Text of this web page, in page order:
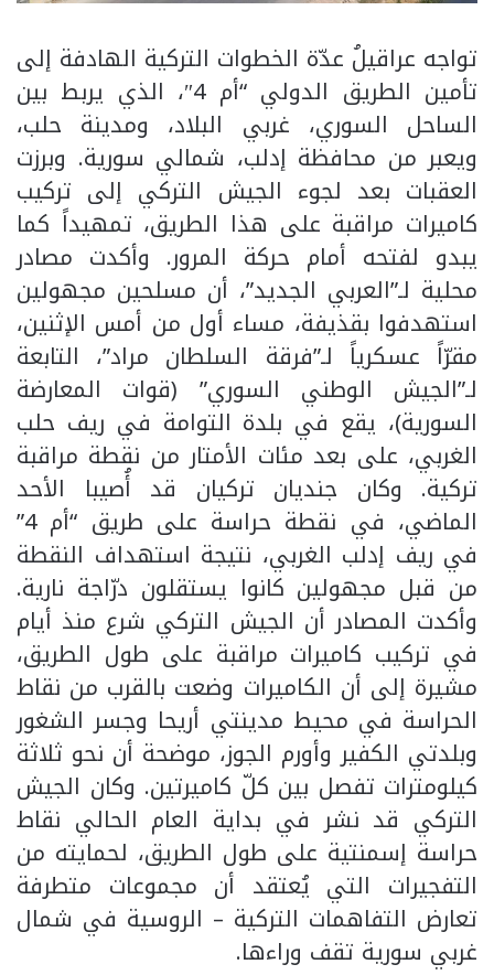
تواجه عراقيلُ عدّة الخطوات التركية الهادفة إلى
تأمين الطريق الدولي “أم 4″، الذي يربط بين
الساحل السوري، غربي البلاد، ومدينة حلب،
ويعبر من محافظة إدلب، شمالي سورية. وبرزت
العقبات بعد لجوء الجيش التركي إلى تركيب
كاميرات مراقبة على هذا الطريق، تمهيداً كما
يبدو لفتحه أمام حركة المرور. وأكدت مصادر
محلية لـ”العربي الجديد”، أن مسلحين مجهولين
استهدفوا بقذيفة، مساء أول من أمس الإثنين،
مقرّاً عسكرياً لـ”فرقة السلطان مراد”، التابعة
لـ”الجيش الوطني السوري” (قوات المعارضة
السورية)، يقع في بلدة التوامة في ريف حلب
الغربي، على بعد مئات الأمتار من نقطة مراقبة
تركية. وكان جنديان تركيان قد أُصيبا الأحد
الماضي، في نقطة حراسة على طريق “أم 4”
في ريف إدلب الغربي، نتيجة استهداف النقطة
من قبل مجهولين كانوا يستقلون درّاجة نارية.
وأكدت المصادر أن الجيش التركي شرع منذ أيام
في تركيب كاميرات مراقبة على طول الطريق،
مشيرة إلى أن الكاميرات وضعت بالقرب من نقاط
الحراسة في محيط مدينتي أريحا وجسر الشغور
وبلدتي الكفير وأورم الجوز، موضحة أن نحو ثلاثة
كيلومترات تفصل بين كلّ كاميرتين. وكان الجيش
التركي قد نشر في بداية العام الحالي نقاط
حراسة إسمنتية على طول الطريق، لحمايته من
التفجيرات التي يُعتقد أن مجموعات متطرفة
تعارض التفاهمات التركية – الروسية في شمال
غربي سورية تقف وراءها.